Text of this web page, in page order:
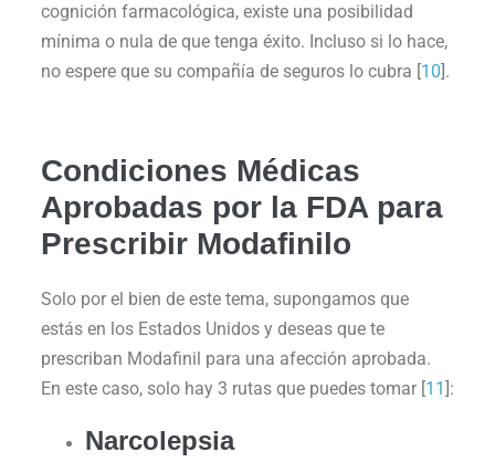
cognición farmacológica, existe una posibilidad
mínima o nula de que tenga éxito. Incluso si lo hace,
no espere que su compañía de seguros lo cubra [10 ].
Condiciones Médicas
Aprobadas por la FDA para
Prescribir Modafinilo
Solo por el bien de este tema, supongamos que
estás en los Estados Unidos y deseas que te
prescriban Modafinil para una afección aprobada.
En este caso, solo hay 3 rutas que puedes tomar [11 ]:
Narcolepsia